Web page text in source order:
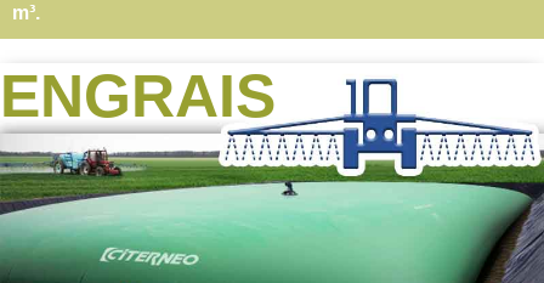
m³.
ENGRAIS